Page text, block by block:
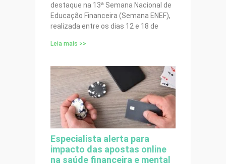
destaque na 13ª Semana Nacional de
Educação Financeira (Semana ENEF),
realizada entre os dias 12 e 18 de
Leia mais >>
Especialista alerta para
impacto das apostas online
na saúde financeira e mental